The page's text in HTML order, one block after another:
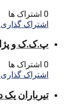
0 اشتراک ها
اشتراک گذاری
پ.ک.ک و
0 اشتراک ها
اشتراک گذاری
تیرباران